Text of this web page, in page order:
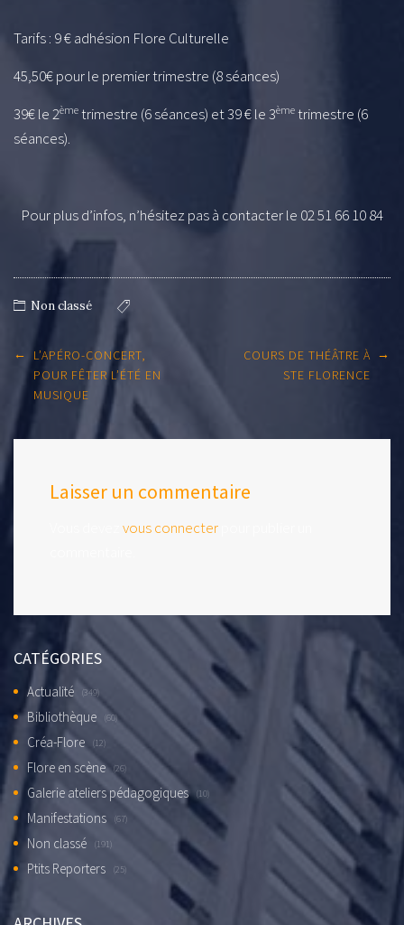
Tarifs : 9 € adhésion Flore Culturelle
45,50€ pour le premier trimestre (8 séances)
39€ le 2èmetrimestre (6 séances) et 39 € le 3èmetrimestre (6
séances).
Pour plus d’infos, n’hésitez pas à contacter le 02 51 66 10 84
Non classé
Post
navigation
←
L’APÉRO-CONCERT,
POUR FÊTER L’ÉTÉ EN
MUSIQUE
COURS DE THÉÂTRE À
STE FLORENCE
→
Laisser un commentaire
vous connecter
CATÉGORIES
Actualité (349)
Bibliothèque (60)
Créa-Flore (12)
Flore en scène (26)
Galerie ateliers pédagogiques (10)
Manifestations (67)
Non classé (191)
Ptits Reporters (25)